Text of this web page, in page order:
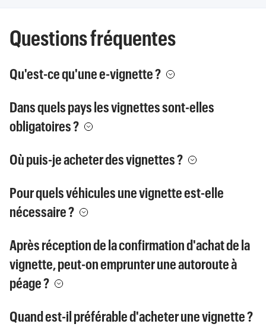
Questions fréquentes
Qu'est-ce qu'une e-vignette ?
Dans quels pays les vignettes sont-elles
obligatoires ?
Où puis-je acheter des vignettes ?
Pour quels véhicules une vignette est-elle
nécessaire ?
Après réception de la confirmation d'achat de la
vignette, peut-on emprunter une autoroute à
péage ?
Quand est-il préférable d'acheter une vignette ?